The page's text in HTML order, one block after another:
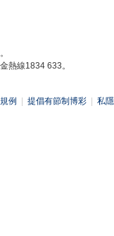
熱線1834 633。
規例 提倡有節制博彩 私